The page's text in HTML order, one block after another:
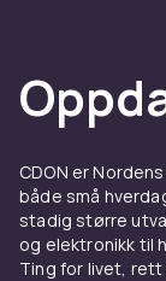
CDON er
både små
stadig større
og elektronikk til
Ting for livet,